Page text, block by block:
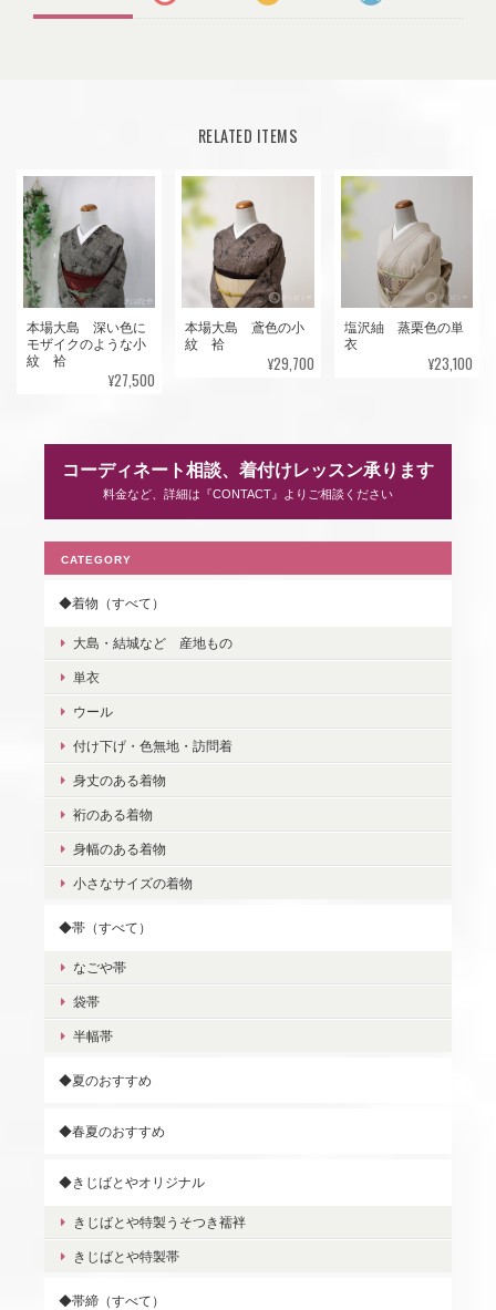
RELATED ITEMS
本場大島 深い色に
モザイクのような小
紋 袷
¥27,500
本場大島 鳶色の小
紋 袷
¥29,700
塩沢紬 蒸栗色の単
衣
¥23,100
コーディネート相談、着付けレッスン承ります
料金など、詳細は『CONTACT』よりご相談ください
CATEGORY
◆着物（すべて）
大島・結城など 産地もの
単衣
ウール
付け下げ・色無地・訪問着
身丈のある着物
裄のある着物
身幅のある着物
小さなサイズの着物
◆帯（すべて）
なごや帯
袋帯
半幅帯
◆夏のおすすめ
◆春夏のおすすめ
◆きじばとやオリジナル
きじばとや特製うそつき襦袢
きじばとや特製帯
◆帯締（すべて）